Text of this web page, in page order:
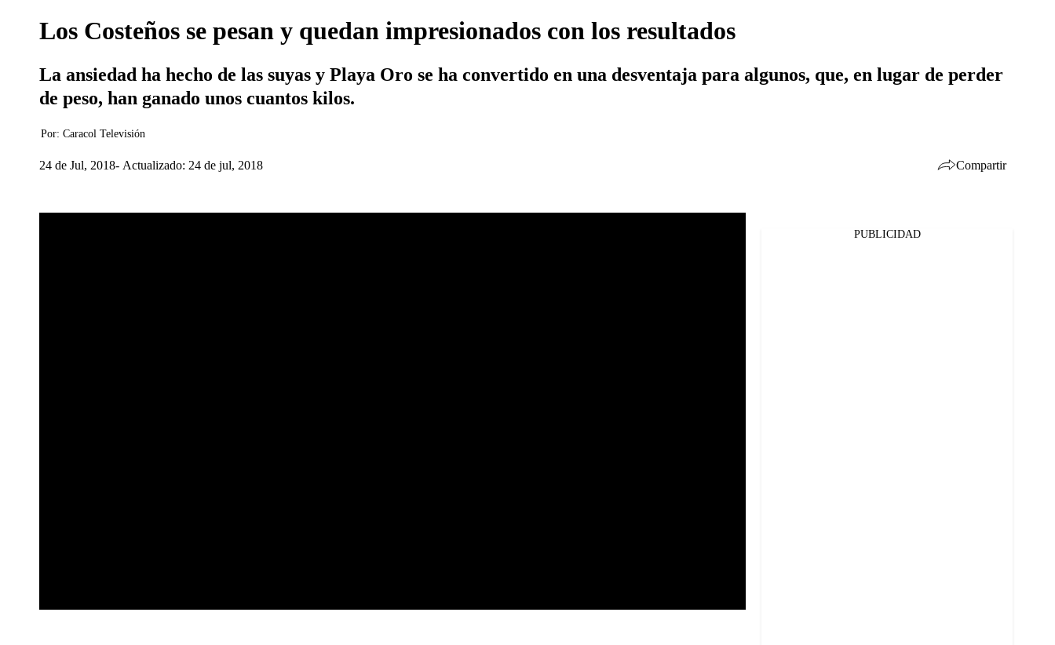
Los Costeños se pesan y quedan impresionados con los resultados
La ansiedad ha hecho de las suyas y Playa Oro se ha convertido en una desventaja para algunos, que, en lugar de perder
de peso, han ganado unos cuantos kilos.
Por: Caracol Televisión
24 de Jul, 2018 Actualizado: 24 de jul, 2018 Compartir
PUBLICIDAD